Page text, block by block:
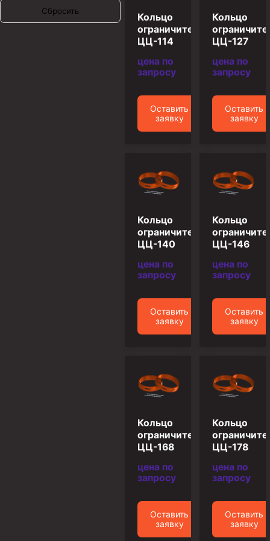
Оборудование для трубопроводов и манифольдов
Системы верхнего привода (СВП)
Сбросить
Кольцо
ограничительное
ЦЦ-114
цена по
запросу
Оставить
заявку
Кольцо
ЦЦ-127
цена по
запросу
Оставить
заявку
Кольцо
ограничительное
ЦЦ-140
цена по
запросу
Оставить
заявку
Кольцо
ЦЦ-146
цена по
запросу
Оставить
заявку
Кольцо
ограничительное
ЦЦ-168
цена по
запросу
Оставить
заявку
Кольцо
ЦЦ-178
цена по
запросу
Оставить
заявку